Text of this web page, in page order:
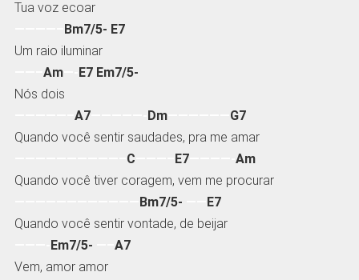
Tua voz ecoar
Bm7/5- E7
Um raio iluminar
Am—-
E7 Em7/5-
Nós dois
A7—————- Dm—————— G7
Quando você sentir saudades, pra me amar
C E7————- Am
Quando você tiver coragem, vem me procurar
Bm7/5-
E7
Quando você sentir vontade, de beijar
Em7/5-
A7
Vem, amor amor